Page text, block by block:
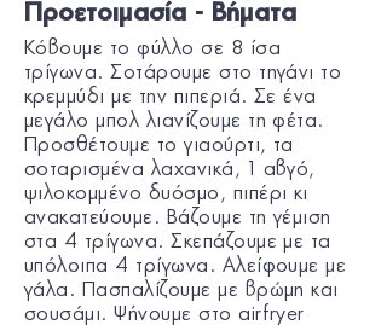
Προετοιμασία - Βήματα
Κόβουμε το φύλλο σε 8 ίσα
τρίγωνα. Σοτάρουμε στο τηγάνι το
κρεμμύδι με την πιπεριά. Σε ένα
μεγάλο μπολ λιανίζουμε τη φέτα.
Προσθέτουμε το γιαούρτι, τα
σοταρισμένα λαχανικά, 1 αβγό,
ψιλοκομμένο δυόσμο, πιπέρι κι
ανακατεύουμε. Βάζουμε τη γέμιση
στα 4 τρίγωνα. Σκεπάζουμε με τα
υπόλοιπα 4 τρίγωνα. Αλείφουμε με
γάλα. Πασπαλίζουμε με βρώμη και
σουσάμι. Ψήνουμε στο airfryer